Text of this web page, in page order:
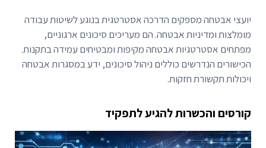
יועצי אבטחה מספקים הדרכה אסטרטגית בנוגע לשיטות עבודה
מומלצות ומדיניות אבטחה. הם מעריכים סיכונים ארגוניים,
מפתחים אסטרטגיות אבטחה מקיפות ומבטיחים עמידה בתקנות.
הכישורים הנדרשים כוללים ניהול סיכונים, ידע במסגרות אבטחה
ויכולות תקשורת חזקות.
קורסים והכשרות להגיע לתפקיד